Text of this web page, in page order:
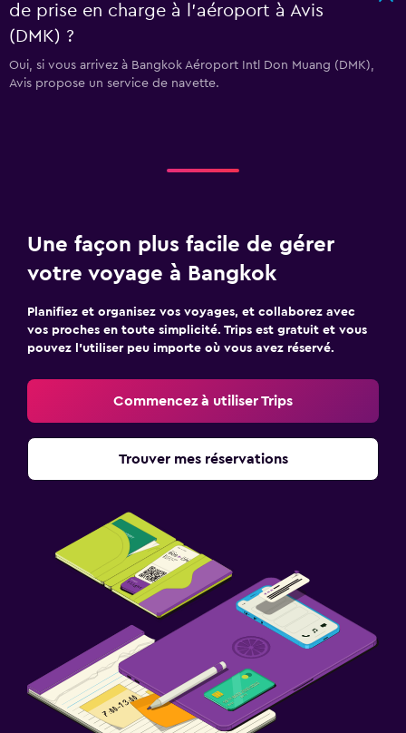
de prise en charge à l’aéroport à Avis
(DMK) ?
Oui, si vous arrivez à Bangkok Aéroport Intl Don Muang (DMK),
Avis propose un service de navette.
Une façon plus facile de gérer
votre voyage à Bangkok
Planifiez et organisez vos voyages, et collaborez avec
vos proches en toute simplicité. Trips est gratuit et vous
pouvez l’utiliser peu importe où vous avez réservé.
Commencez à utiliser Trips
Trouver mes réservations